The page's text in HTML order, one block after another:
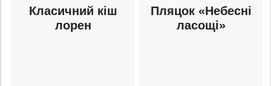
Класичний кіш
лорен
Пляцок «Небесні
ласощі»